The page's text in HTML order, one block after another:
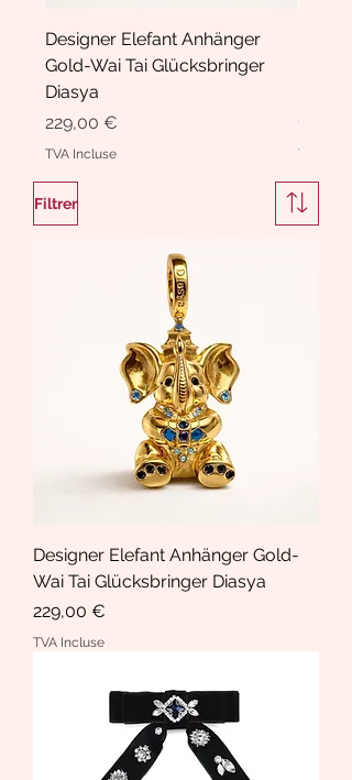
Designer Elefant Anhänger
Gold-Wai Tai Glücksbringer
Diasya
Prix
229,00 €
TVA Incluse
Prix
189,00
TVA
Filtrer
Designer Elefant Anhänger Gold-
Wai Tai Glücksbringer Diasya
Prix
229,00 €
TVA Incluse